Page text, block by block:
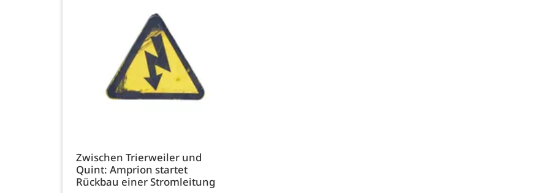
Zwischen Trierweiler und
Quint: Amprion startet
Rückbau einer Stromleitung